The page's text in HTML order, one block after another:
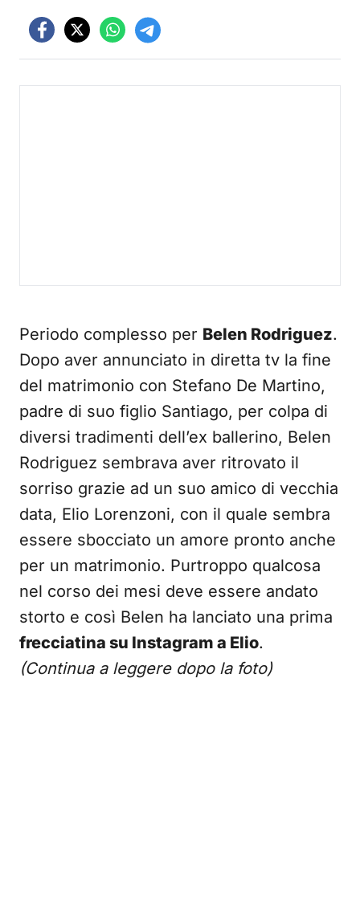
Periodo complesso per Belen Rodriguez.
Dopo aver annunciato in diretta tv la fine
del matrimonio con Stefano De Martino,
padre di suo figlio Santiago, per colpa di
diversi tradimenti dell’ex ballerino, Belen
Rodriguez sembrava aver ritrovato il
sorriso grazie ad un suo amico di vecchia
data, Elio Lorenzoni, con il quale sembra
essere sbocciato un amore pronto anche
per un matrimonio. Purtroppo qualcosa
nel corso dei mesi deve essere andato
storto e così Belen ha lanciato una prima
frecciatina su Instagram a Elio.
(Continua a leggere dopo la foto)